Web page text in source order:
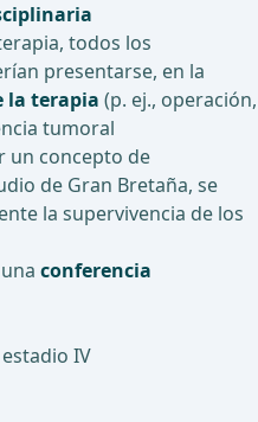
todos los
presentarse, en la
la terapia (p. ej., operación,
tumoral
un concepto de
de Gran Bretaña, se
la supervivencia de los
conferencia
IV